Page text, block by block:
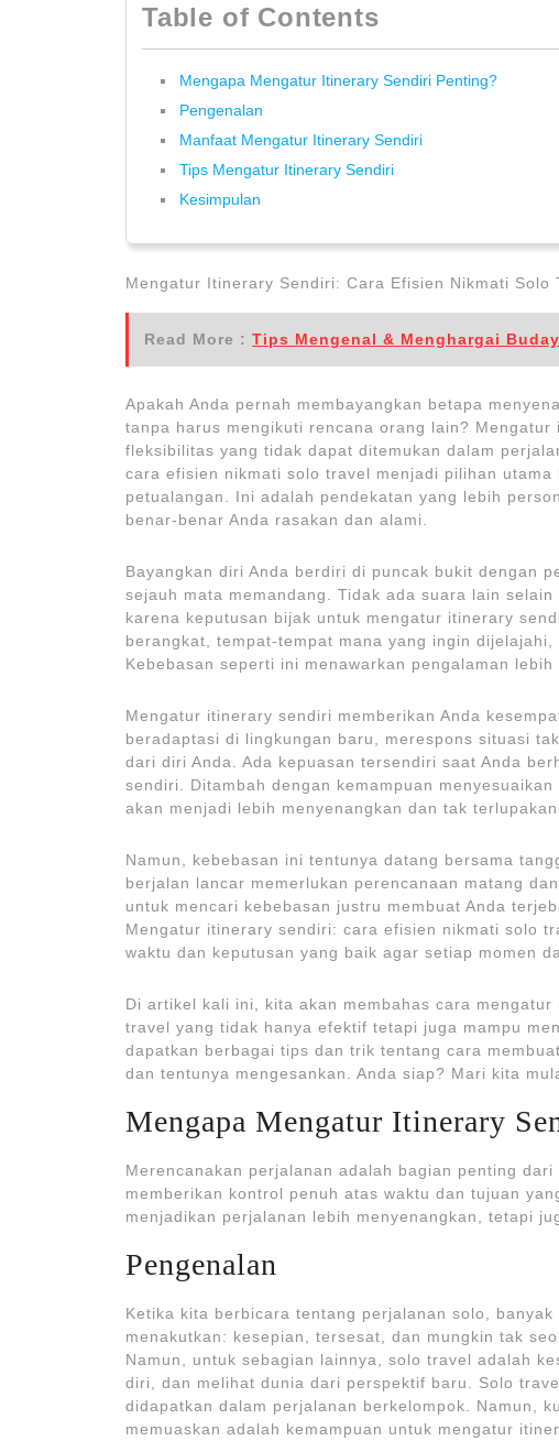
Table of Contents
Mengapa Mengatur Itinerary Sendiri Penting?
Pengenalan
Manfaat Mengatur Itinerary Sendiri
Tips Mengatur Itinerary Sendiri
Kesimpulan
Mengatur Itinerary Sendiri: Cara Efisien Nikmati Solo
Read More : Tips Mengenal & Menghargai
Apakah Anda pernah membayangkan betapa
tanpa harus mengikuti rencana orang lain?
fleksibilitas yang tidak dapat ditemukan dalam
cara efisien nikmati solo travel menjadi pilihan
petualangan. Ini adalah pendekatan yang lebih
benar-benar Anda rasakan dan alami.
Bayangkan diri Anda berdiri di puncak bukit dengan
sejauh mata memandang. Tidak ada suara lain
karena keputusan bijak untuk mengatur itinerary
berangkat, tempat-tempat mana yang ingin
Kebebasan seperti ini menawarkan pengalaman
Mengatur itinerary sendiri memberikan Anda
beradaptasi di lingkungan baru, merespons situasi
dari diri Anda. Ada kepuasan tersendiri saat Anda
sendiri. Ditambah dengan kemampuan
akan menjadi lebih menyenangkan dan tak terlupakan.
Namun, kebebasan ini tentunya datang bersama
berjalan lancar memerlukan perencanaan matang
untuk mencari kebebasan justru membuat Anda
Mengatur itinerary sendiri: cara efisien nikmati solo
waktu dan keputusan yang baik agar setiap momen
Di artikel kali ini, kita akan membahas cara
travel yang tidak hanya efektif tetapi juga mampu
dapatkan berbagai tips dan trik tentang cara
dan tentunya mengesankan. Anda siap? Mari kita
Mengapa Mengatur Itinerary
Merencanakan perjalanan adalah bagian penting
memberikan kontrol penuh atas waktu dan tujuan
menjadikan perjalanan lebih menyenangkan, tetapi
Pengenalan
Ketika kita berbicara tentang perjalanan solo,
menakutkan: kesepian, tersesat, dan mungkin tak
Namun, untuk sebagian lainnya, solo travel adalah
diri, dan melihat dunia dari perspektif baru. Solo
didapatkan dalam perjalanan berkelompok. Namun,
memuaskan adalah kemampuan untuk mengatur